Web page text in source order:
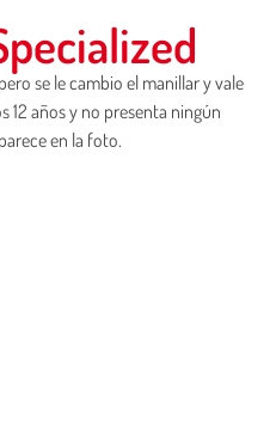
se le cambio el manillar y vale
12 años y no presenta ningún
en la foto.